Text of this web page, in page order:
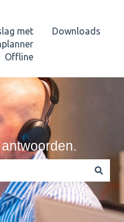
met
Offline
Downloads
het zoekveld is leeg.